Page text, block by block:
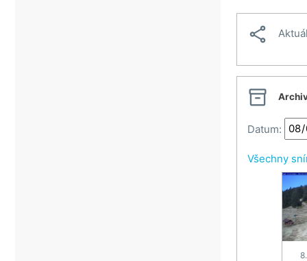


Datum:
Všechny